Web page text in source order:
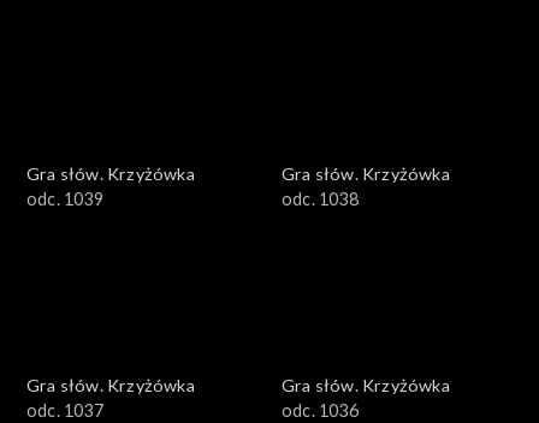
Gra słów. Krzyżówka
odc. 1039
Gra słów. Krzyżówka
odc. 1038
Gra słów. Krzyżówka
odc. 1037
Gra słów. Krzyżówka
odc. 1036